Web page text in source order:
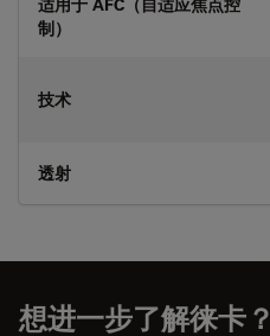
制）
技术
透射
想进一步了解徕卡？